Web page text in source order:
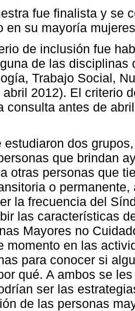
fue finalista y se
en su mayoría
de inclusión fue
de las disciplinas
Trabajo Social,
abril 2012). El criterio
consulta antes de
estudiaron dos
que brindan
otras personas que
o
la frecuencia del
las características
Mayores no
momento en las
para conocer si
qué. A ambos se
ser las
de las personas